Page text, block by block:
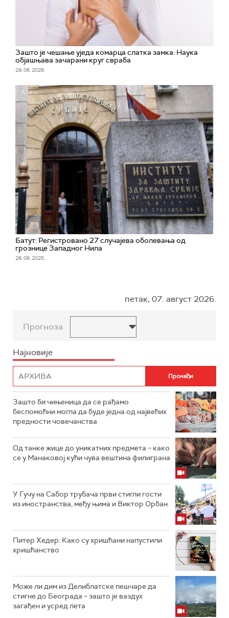
Зашто је чешање уједа комарца слатка замка: Наука
објашњава зачарани круг свраба
29. 06. 2026.
Батут: Регистровано 27 случајева оболевања од
грознице Западног Нила
28. 08. 2025.
петак, 07. август 2026.
Прогноза
Најновије
Зашто би чињеница да се рађамо
беспомоћни могла да буде једна од највећих
предности човечанства
Од танке жице до уникатних предмета – како
се у Манаковој кући чува вештина филиграна
У Гучу на Сабор трубача први стигли гости
из иностранства, међу њима и Виктор Орбан
Питер Хедер: Како су хришћани напустили
хришћанство
Може ли дим из Делиблатске пешчаре да
стигне до Београда – зашто је ваздух
загађен и усред лета